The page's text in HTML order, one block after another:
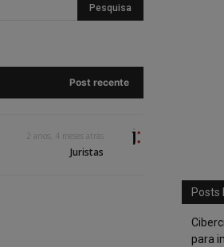
Post recente
2 anos, 4 meses atrás
Juristas
Posts
para